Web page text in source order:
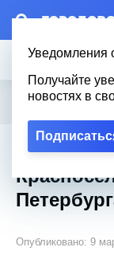
Уведомления
Получайте
новостях в
Новости
Городовой Вопросы о
Какая
Опубликовано: 9